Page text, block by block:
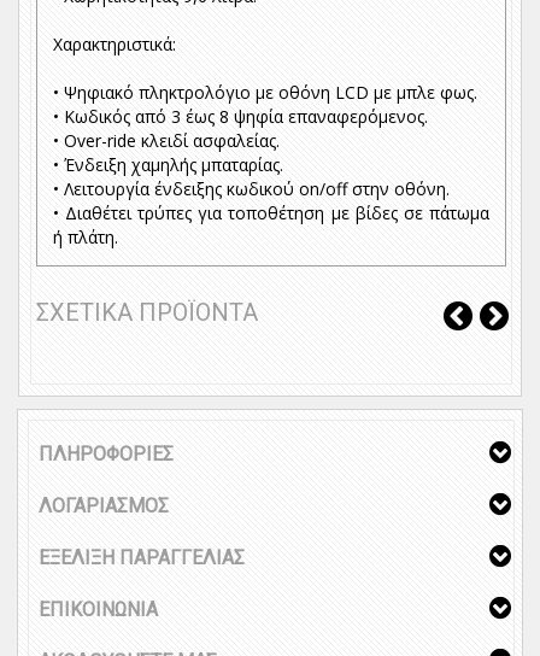
Χαρακτηριστικά:
• Ψηφιακό πληκτρολόγιο με οθόνη LCD με μπλε φως.
• Κωδικός από 3 έως 8 ψηφία επαναφερόμενος.
• Over-ride κλειδί ασφαλείας.
• Ένδειξη χαμηλής μπαταρίας.
• Λειτουργία ένδειξης κωδικού on/off στην οθόνη.
• Διαθέτει τρύπες για τοποθέτηση με βίδες σε πάτωμα
ή πλάτη.
ΣΧΕΤΙΚΑ ΠΡΟΪΟΝΤΑ
ΠΛΗΡΟΦΟΡΙΕΣ
ΛΟΓΑΡΙΑΣΜΟΣ
ΕΞΕΛΙΞΗ ΠΑΡΑΓΓΕΛΙΑΣ
ΕΠΙΚΟΙΝΩΝΙΑ